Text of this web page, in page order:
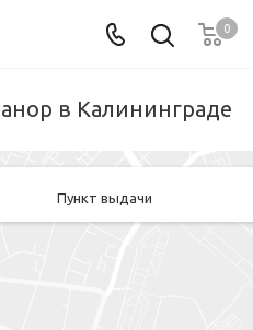
0
в Калининграде
Пункт выдачи
Хранение